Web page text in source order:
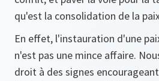
qu'est la consolidation de la
En effet, l'instauration d'une
n'est pas une mince affaire.
droit à des signes